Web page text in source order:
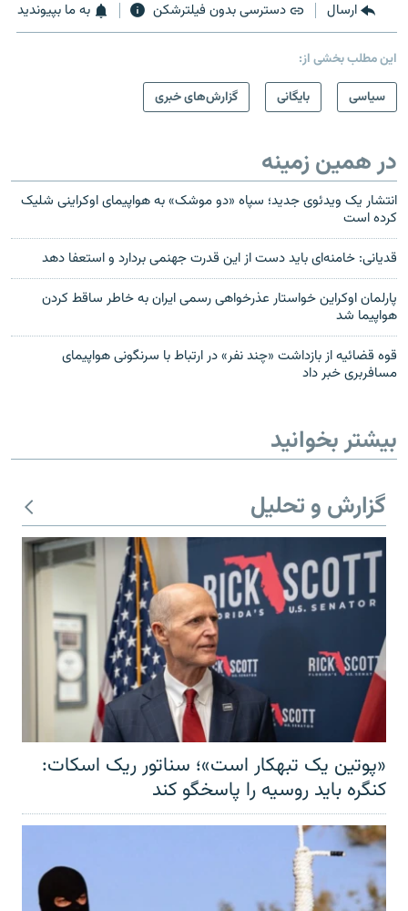
ارسال دسترسی بدون فیلترشکن به ما بپیوندید
این مطلب بخشی از:
سیاسی
بایگانی گزارش‌های خبری
در همین زمینه
انتشار یک ویدئوی جدید؛ سپاه «دو موشک» به هواپیمای اوکراینی شلیک
کرده است
قدیانی: خامنه‌ای باید دست از این قدرت جهنمی بردارد و استعفا دهد‎
پارلمان اوکراین خواستار عذرخواهی رسمی ایران به خاطر ساقط کردن
هواپیما شد
قوه قضائیه از بازداشت «چند نفر» در ارتباط با سرنگونی هواپیمای
مسافربری خبر داد
بیشتر بخوانید
گزارش و تحلیل
«پوتین یک تبهکار است»؛ سناتور ریک اسکات:
کنگره باید روسیه را پاسخگو کند